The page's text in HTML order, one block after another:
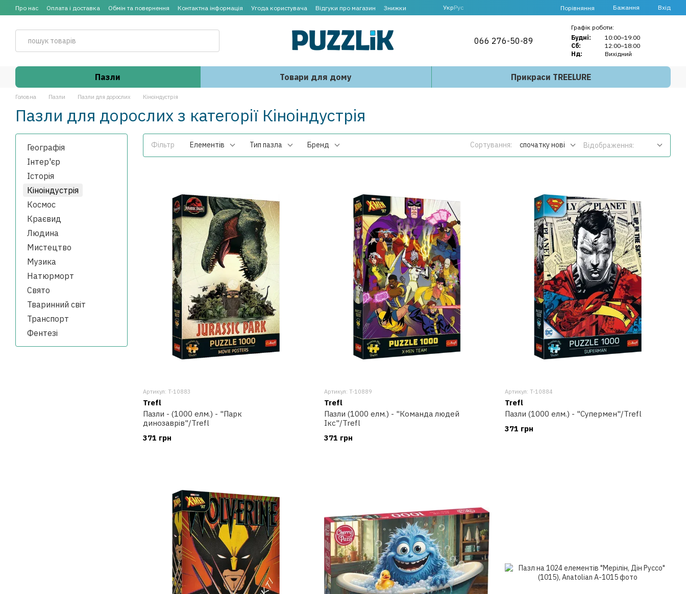
Перейти до основного контенту
Про нас Оплата і доставка Обмін та повернення Контактна інформація Угода користувача Відгуки про магазин Знижки УкрРус Порівняння Бажання Вхід
066 276-50-89
Графік роботи:
Будні:
10:00–19:00
Сб:
12:00–18:00
Нд:
Вихідний
Пазли Товари для дому Прикраси TREELURE
Головна Пазли Пазли для дорослих Кіноіндустрія
Пазли для дорослих з категорії Кіноіндустрія
Фільтр Елементів Тип пазла Бренд Сортування: спочатку нові Відображення:
Артикул: T-10883
Trefl
Пазли - (1000 елм.) - "Парк
динозаврів"/Trefl
371 грн
Артикул: T-10889
Trefl
Пазли (1000 елм.) - "Команда людей
Ікс"/Trefl
371 грн
Артикул: T-10884
Trefl
Пазли (1000 елм.) - "Супермен"/Trefl
371 грн
Географія
Інтер'єр
Історія
Кіноіндустрія
Космос
Краєвид
Людина
Мистецтво
Музика
Натюрморт
Свято
Тваринний світ
Транспорт
Фентезі